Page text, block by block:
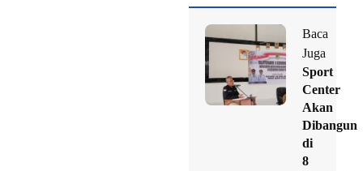
Baca
Juga
Sport
Center
Akan
Dibangun
di
8